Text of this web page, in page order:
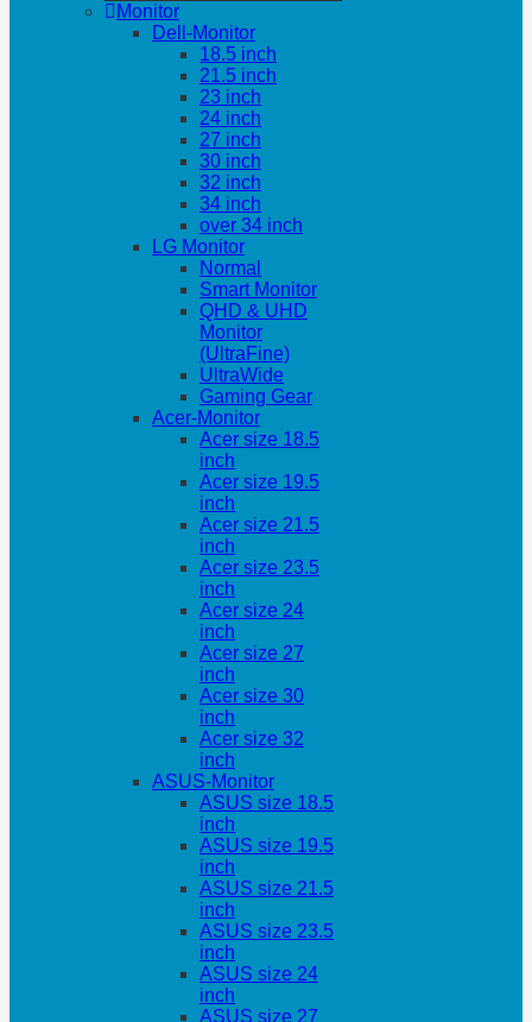
Monitor
Dell-Monitor
18.5 inch
21.5 inch
23 inch
24 inch
27 inch
30 inch
32 inch
34 inch
over 34 inch
LG Monitor
Normal
Smart Monitor
QHD & UHD
Monitor
(UltraFine)
UltraWide
Gaming Gear
Acer-Monitor
Acer size 18.5
inch
Acer size 19.5
inch
Acer size 21.5
inch
Acer size 23.5
inch
Acer size 24
inch
Acer size 27
inch
Acer size 30
inch
Acer size 32
inch
ASUS-Monitor
ASUS size 18.5
inch
ASUS size 19.5
inch
ASUS size 21.5
inch
ASUS size 23.5
inch
ASUS size 24
inch
ASUS size 27